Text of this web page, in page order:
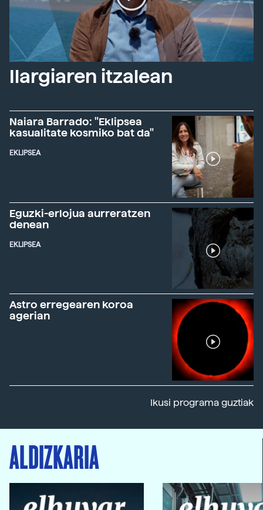
Ilargiaren itzalean
Naiara Barrado: "Eklipsea
kasualitate kosmiko bat da"
EKLIPSEA
Eguzki-erlojua aurreratzen
denean
EKLIPSEA
Astro erregearen koroa
agerian
Ikusi programa guztiak
ALDIZKARIA